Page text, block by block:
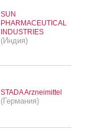
SUN
PHARMACEUTICAL
INDUSTRIES
(Индия)
STADA Arzneimittel
(Германия)